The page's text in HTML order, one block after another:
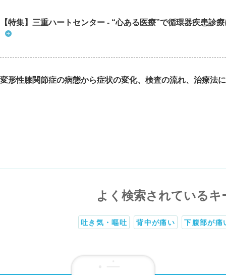
【特集】三重ハートセンター - “心ある医療”で循環器疾患診
変形性膝関節症の病態から症状の変化、検査の流れ、治療法
よく検索されているキ
吐き気・嘔吐 背中が痛い 下腹部が痛